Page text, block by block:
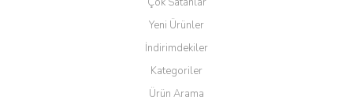
Yeni Ürünler
İndirimdekiler
Kategoriler
Ürün Arama